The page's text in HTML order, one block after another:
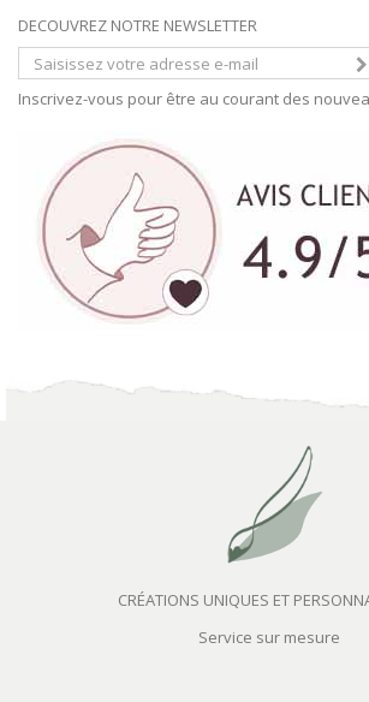
DECOUVREZ NOTRE NEWSLETTER
Inscrivez-vous pour être au courant des
CRÉATIONS UNIQUES ET
Service sur mesure